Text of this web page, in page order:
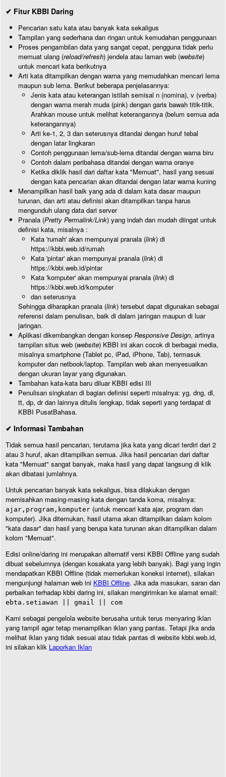
✔ Fitur KBBI Daring
Pencarian satu kata atau banyak kata sekaligus
Tampilan yang sederhana dan ringan untuk kemudahan penggunaan
Proses pengambilan data yang sangat cepat, pengguna tidak perlu
memuat ulang (reload/refresh) jendela atau laman web (website)
untuk mencari kata berikutnya
Arti kata ditampilkan dengan warna yang memudahkan mencari lema
maupun sub lema. Berikut beberapa penjelasannya:
Jenis kata atau keterangan istilah semisal n (nomina), v (verba)
dengan warna merah muda (pink) dengan garis bawah titik-titik.
Arahkan mouse untuk melihat keterangannya (belum semua ada
keterangannya)
Arti ke-1, 2, 3 dan seterusnya ditandai dengan huruf tebal
dengan latar lingkaran
Contoh penggunaan lema/sub-lema ditandai dengan warna biru
Contoh dalam peribahasa ditandai dengan warna oranye
Ketika diklik hasil dari daftar kata "Memuat", hasil yang sesuai
dengan kata pencarian akan ditandai dengan latar warna kuning
Menampilkan hasil baik yang ada di dalam kata dasar maupun
turunan, dan arti atau definisi akan ditampilkan tanpa harus
mengunduh ulang data dari server
Pranala (Pretty Permalink/Link) yang indah dan mudah diingat untuk
definisi kata, misalnya :
Kata 'rumah' akan mempunyai pranala (link) di
https://kbbi.web.id/rumah
Kata 'pintar' akan mempunyai pranala (link) di
https://kbbi.web.id/pintar
Kata 'komputer' akan mempunyai pranala (link) di
https://kbbi.web.id/komputer
dan seterusnya
Sehingga diharapkan pranala (link) tersebut dapat digunakan sebagai
referensi dalam penulisan, baik di dalam jaringan maupun di luar
jaringan.
Aplikasi dikembangkan dengan konsep Responsive Design, artinya
tampilan situs web (website) KBBI ini akan cocok di berbagai media,
misalnya smartphone (Tablet pc, iPad, iPhone, Tab), termasuk
komputer dan netbook/laptop. Tampilan web akan menyesuaikan
dengan ukuran layar yang digunakan.
Tambahan kata-kata baru diluar KBBI edisi III
Penulisan singkatan di bagian definisi seperti misalnya: yg, dng, dl,
tt, dp, dr dan lainnya ditulis lengkap, tidak seperti yang terdapat di
KBBI PusatBahasa.
✔ Informasi Tambahan
Tidak semua hasil pencarian, terutama jika kata yang dicari terdiri dari 2
atau 3 huruf, akan ditampilkan semua. Jika hasil pencarian dari daftar
kata "Memuat" sangat banyak, maka hasil yang dapat langsung di klik
akan dibatasi jumlahnya.
Untuk pencarian banyak kata sekaligus, bisa dilakukan dengan
memisahkan masing-masing kata dengan tanda koma, misalnya:
ajar,program,komputer (untuk mencari kata ajar, program dan
komputer). Jika ditemukan, hasil utama akan ditampilkan dalam kolom
"kata dasar" dan hasil yang berupa kata turunan akan ditampilkan dalam
kolom "Memuat".
Edisi online/daring ini merupakan alternatif versi KBBI Offline yang sudah
dibuat sebelumnya (dengan kosakata yang lebih banyak). Bagi yang ingin
mendapatkan KBBI Offline (tidak memerlukan koneksi internet), silakan
mengunjungi halaman web ini KBBI Offline. Jika ada masukan, saran dan
perbaikan terhadap kbbi daring ini, silakan mengirimkan ke alamat email:
ebta.setiawan || gmail || com
Kami sebagai pengelola website berusaha untuk terus menyaring iklan
yang tampil agar tetap menampilkan iklan yang pantas. Tetapi jika anda
melihat iklan yang tidak sesuai atau tidak pantas di website kbbi.web.id,
ini silakan klik Laporkan Iklan